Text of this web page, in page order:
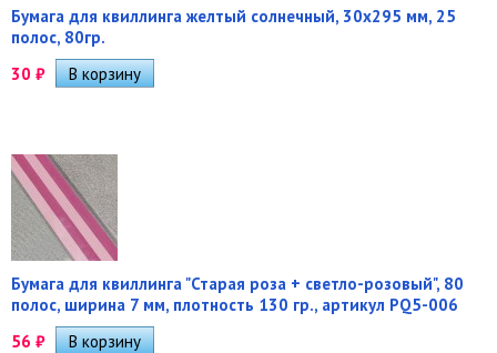
Бумага для квиллинга желтый солнечный, 30х295 мм, 25
полос, 80гр.
30 ₽
Бумага для квиллинга "Старая роза + светло-розовый", 80
полос, ширина 7 мм, плотность 130 гр., артикул PQ5-006
56 ₽